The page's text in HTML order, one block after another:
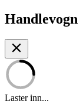
Handlevogn
Laster inn...